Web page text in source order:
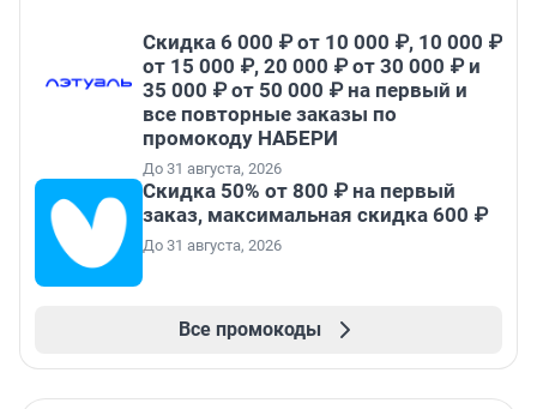
Скидка 6 000 ₽ от 10 000 ₽, 10 000 ₽
от 15 000 ₽, 20 000 ₽ от 30 000 ₽ и
35 000 ₽ от 50 000 ₽ на первый и
все повторные заказы по
промокоду НАБЕРИ
До 31 августа, 2026
Скидка 50% от 800 ₽ на первый
заказ, максимальная скидка 600 ₽
До 31 августа, 2026
Все промокоды